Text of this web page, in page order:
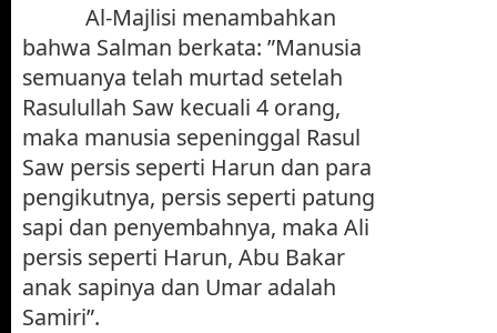
Al-Majlisi menambahkan
bahwa Salman berkata: ”Manusia
semuanya telah murtad setelah
Rasulullah Saw kecuali 4 orang,
maka manusia sepeninggal Rasul
Saw persis seperti Harun dan para
pengikutnya, persis seperti patung
sapi dan penyembahnya, maka Ali
persis seperti Harun, Abu Bakar
anak sapinya dan Umar adalah
Samiri”.